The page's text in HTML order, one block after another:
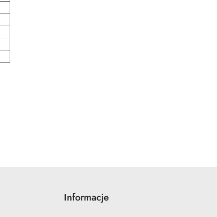
Informacje